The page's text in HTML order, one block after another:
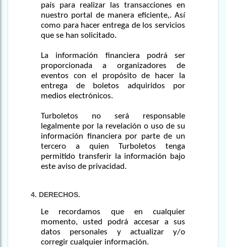
país para realizar las transacciones en
nuestro portal de manera eficiente,. Así
como para hacer entrega de los servicios
que se han solicitado.
La información financiera podrá ser
proporcionada a organizadores de
eventos con el propósito de hacer la
entrega de boletos adquiridos por
medios electrónicos.
Turboletos no será responsable
legalmente por la revelación o uso de su
información financiera por parte de un
tercero a quien Turboletos tenga
permitido transferir la información bajo
este aviso de privacidad.
4. DERECHOS.
Le recordamos que en cualquier
momento, usted podrá accesar a sus
datos personales y actualizar y/o
corregir cualquier información.